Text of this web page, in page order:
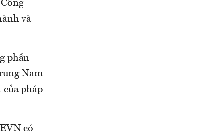
và
phần
Nam
của pháp
có